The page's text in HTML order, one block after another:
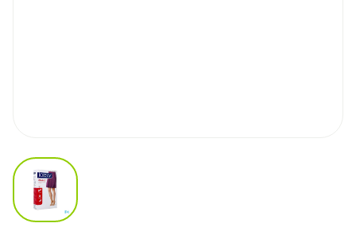
View larger image